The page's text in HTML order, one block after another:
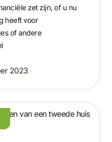
zet zijn, of u nu
heeft voor
of andere
2023